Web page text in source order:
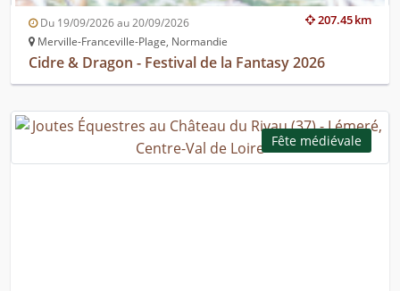
207.45 km
Du 19/09/2026 au 20/09/2026
Merville-Franceville-Plage, Normandie
Cidre & Dragon - Festival de la Fantasy 2026
Fête médiévale